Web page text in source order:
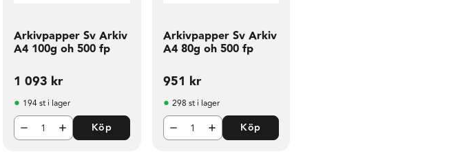
Arkivpapper Sv Arkiv
A4 100g oh 500 fp
1 093 kr
194 st i lager
Köp
Arkivpapper Sv Arkiv
A4 80g oh 500 fp
951 kr
298 st i lager
Köp